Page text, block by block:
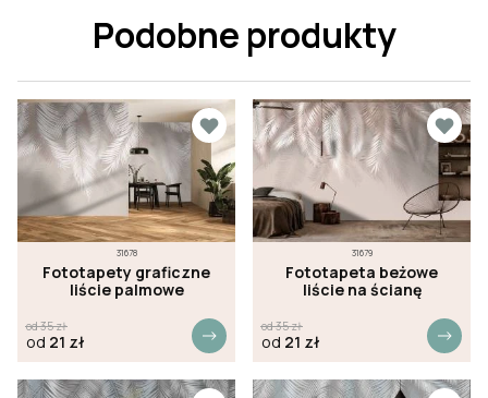
Podobne produkty
31678
Fototapety graficzne
liście palmowe
od35zł
od 21 zł
31679
Fototapeta beżowe
liście na ścianę
od35zł
od 21 zł